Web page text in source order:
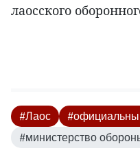
лаосского
#Лаос
#министерство